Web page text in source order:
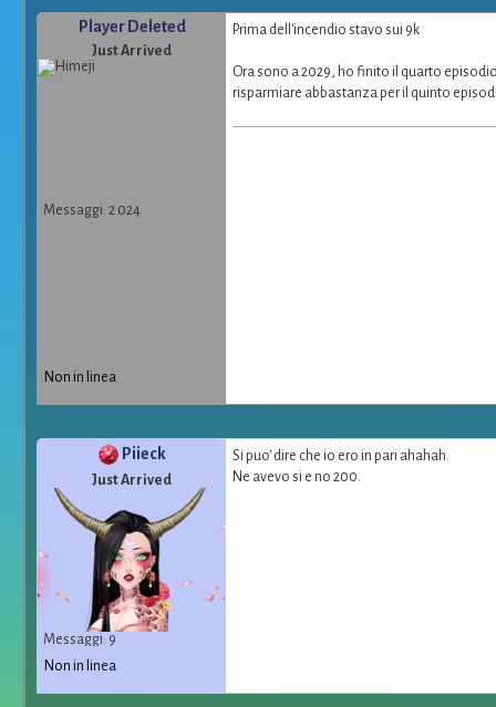
Player Deleted
Just Arrived
Messaggi: 2 024
Prima dell'incendio stavo sui 9k
Ora sono a 2029, ho finito il quarto
risparmiare abbastanza per il quinto
Non in linea
Piieck
Just Arrived
Messaggi: 9
Si puo' dire che io ero in pari ahahah.
Ne avevo si e no 200.
Non in linea